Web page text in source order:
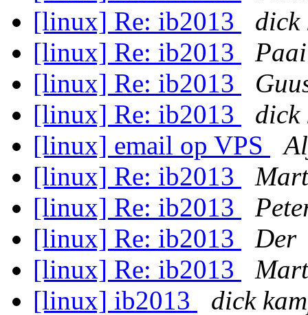
[linux] Re: ib2013
dick
[linux] Re: ib2013
Paai
[linux] Re: ib2013
[linux] Re: ib2013
dick
[linux] email op VPS
[linux] Re: ib2013
[linux] Re: ib2013
[linux] Re: ib2013
Der
[linux] Re: ib2013
[linux] ib2013
dick